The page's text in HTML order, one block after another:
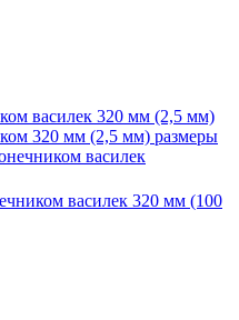
василек 320 мм (100